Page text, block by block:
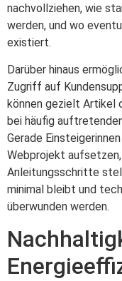
nachvollziehen, wie
werden, und wo
existiert.
Darüber hinaus
Zugriff auf
können gezielt Artikel
bei häufig
Gerade
Webprojekt
Anleitungsschritte
minimal bleibt und
überwunden werden.